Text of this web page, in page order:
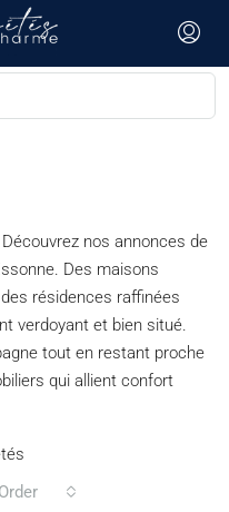
nos annonces de
Des maisons
résidences raffinées
verdoyant et bien situé.
tout en restant proche
qui allient confort